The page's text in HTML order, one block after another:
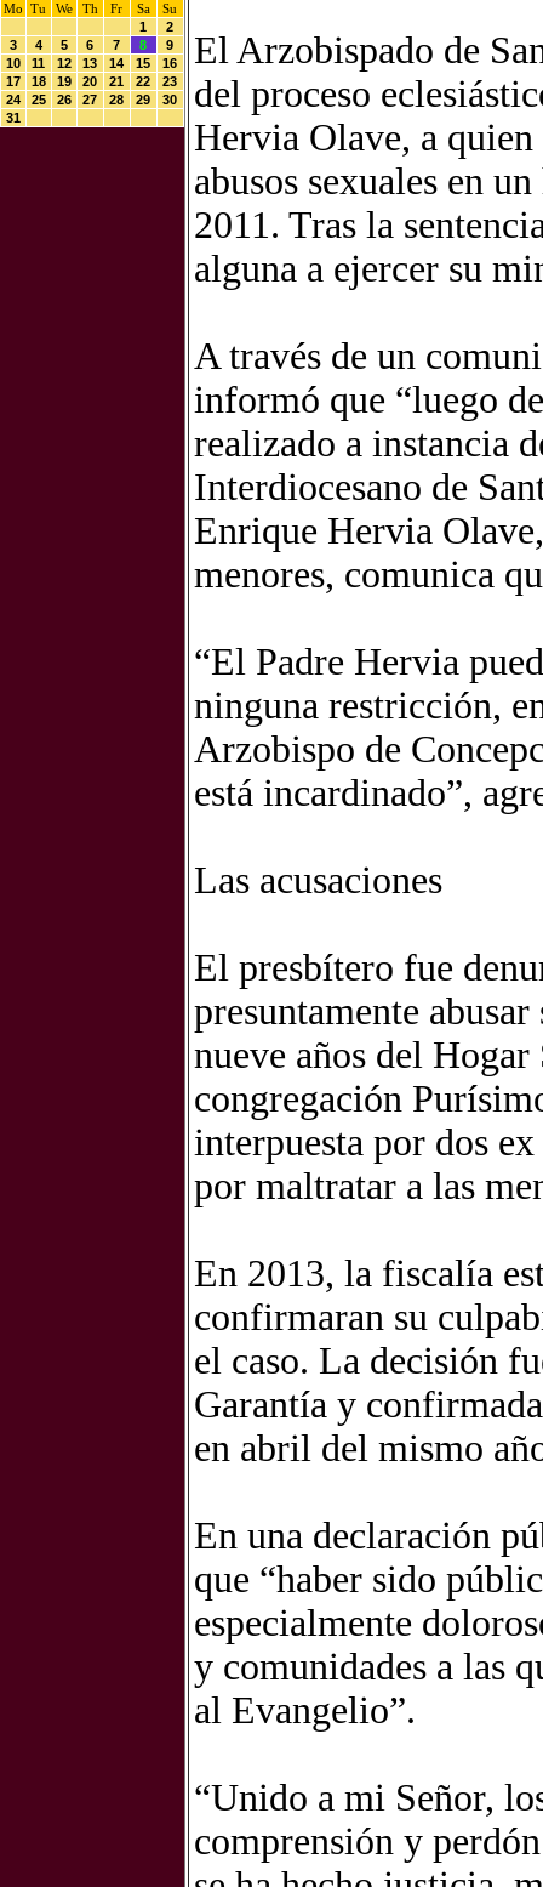
Mo
Tu We Th Fr Sa
Su
1
2
3
4 5 6 7 8
9
10
11 12 13 14 15
16
17
18 19 20 21 22
23
24
25 26 27 28 29
30
31
El Arzobispado de
del proceso
Hervia Olave, a quien
abusos sexuales en
2011. Tras la
alguna a ejercer su
A través de un
informó que “luego
realizado a instancia
Interdiocesano de
Enrique Hervia
menores, comunica
“El Padre Hervia
ninguna restricción,
Arzobispo de
está incardinado”,
Las acusaciones
El presbítero fue
presuntamente
nueve años del
congregación
interpuesta por dos
por maltratar a las
En 2013, la fiscalía
confirmaran su
el caso. La decisión
Garantía y
en abril del mismo
En una declaración
que “haber sido
especialmente
y comunidades a las
al Evangelio”.
“Unido a mi Señor,
comprensión y